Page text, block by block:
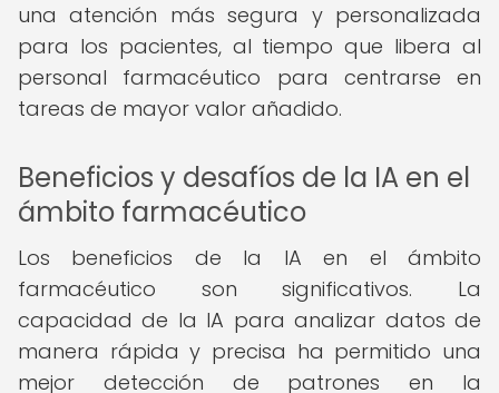
una atención más segura y personalizada
para los pacientes, al tiempo que libera al
personal farmacéutico para centrarse en
tareas de mayor valor añadido.
Beneficios y desafíos de la IA en el
ámbito farmacéutico
Los beneficios de la IA en el ámbito
farmacéutico son significativos. La
capacidad de la IA para analizar datos de
manera rápida y precisa ha permitido una
mejor detección de patrones en la